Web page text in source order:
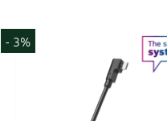
- 3%